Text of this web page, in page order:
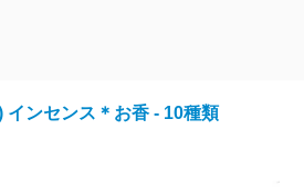
インセンス＊お香 - 10種類